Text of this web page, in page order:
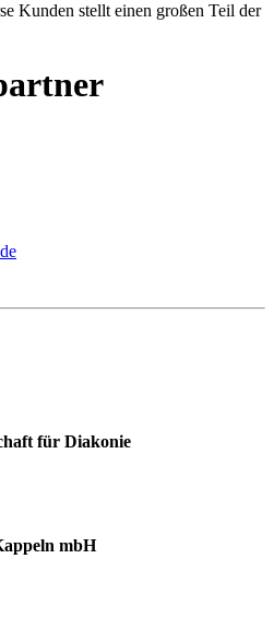
Kunden stellt einen großen Teil der
für Diakonie
mbH